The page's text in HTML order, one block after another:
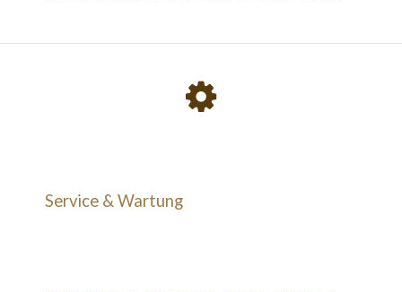
Service & Wartung